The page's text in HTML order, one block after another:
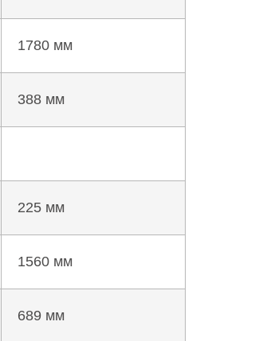
1780 мм
388 мм
225 мм
1560 мм
689 мм